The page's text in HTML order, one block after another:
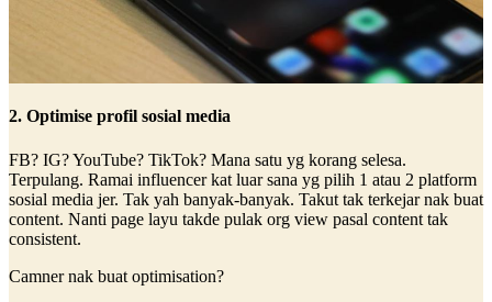
2. Optimise profil sosial media
FB? IG? YouTube? TikTok? Mana satu yg korang selesa.
Terpulang. Ramai influencer kat luar sana yg pilih 1 atau 2 platform
sosial media jer. Tak yah banyak-banyak. Takut tak terkejar nak buat
content. Nanti page layu takde pulak org view pasal content tak
consistent.
Camner nak buat optimisation?